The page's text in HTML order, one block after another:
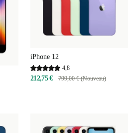
iPhone 12
4,8
212,75 € 799,00 € (Nouveau)